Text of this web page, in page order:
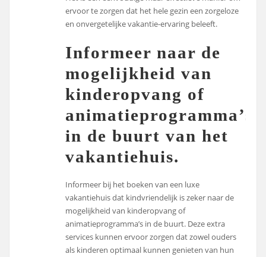
ervoor te zorgen dat het hele gezin een zorgeloze
en onvergetelijke vakantie-ervaring beleeft.
Informeer naar de
mogelijkheid van
kinderopvang of
animatieprogramma’s
in de buurt van het
vakantiehuis.
Informeer bij het boeken van een luxe
vakantiehuis dat kindvriendelijk is zeker naar de
mogelijkheid van kinderopvang of
animatieprogramma’s in de buurt. Deze extra
services kunnen ervoor zorgen dat zowel ouders
als kinderen optimaal kunnen genieten van hun